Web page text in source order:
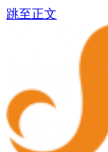
跳至正文